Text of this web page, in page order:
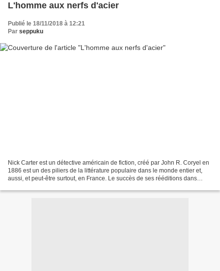
L'homme aux nerfs d'acier
Publié le 18/11/2018 à 12:21
Par seppuku
Nick Carter est un détective américain de fiction, créé par John R. Coryel en
1886 est un des piliers de la littérature populaire dans le monde entier et,
aussi, et peut-être surtout, en France. Le succès de ses rééditions dans